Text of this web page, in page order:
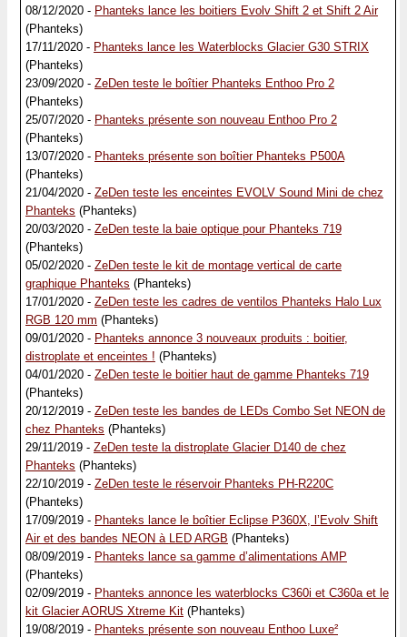
08/12/2020 - Phanteks lance les boitiers Evolv Shift 2 et Shift 2 Air
(Phanteks)
17/11/2020 - Phanteks lance les Waterblocks Glacier G30 STRIX
(Phanteks)
23/09/2020 - ZeDen teste le boîtier Phanteks Enthoo Pro 2
(Phanteks)
25/07/2020 - Phanteks présente son nouveau Enthoo Pro 2
(Phanteks)
13/07/2020 - Phanteks présente son boîtier Phanteks P500A
(Phanteks)
21/04/2020 - ZeDen teste les enceintes EVOLV Sound Mini de chez
Phanteks (Phanteks)
20/03/2020 - ZeDen teste la baie optique pour Phanteks 719
(Phanteks)
05/02/2020 - ZeDen teste le kit de montage vertical de carte
graphique Phanteks (Phanteks)
17/01/2020 - ZeDen teste les cadres de ventilos Phanteks Halo Lux
RGB 120 mm (Phanteks)
09/01/2020 - Phanteks annonce 3 nouveaux produits : boitier,
distroplate et enceintes ! (Phanteks)
04/01/2020 - ZeDen teste le boitier haut de gamme Phanteks 719
(Phanteks)
20/12/2019 - ZeDen teste les bandes de LEDs Combo Set NEON de
chez Phanteks (Phanteks)
29/11/2019 - ZeDen teste la distroplate Glacier D140 de chez
Phanteks (Phanteks)
22/10/2019 - ZeDen teste le réservoir Phanteks PH-R220C
(Phanteks)
17/09/2019 - Phanteks lance le boîtier Eclipse P360X, l’Evolv Shift
Air et des bandes NEON à LED ARGB (Phanteks)
08/09/2019 - Phanteks lance sa gamme d’alimentations AMP
(Phanteks)
02/09/2019 - Phanteks annonce les waterblocks C360i et C360a et le
kit Glacier AORUS Xtreme Kit (Phanteks)
19/08/2019 - Phanteks présente son nouveau Enthoo Luxe²